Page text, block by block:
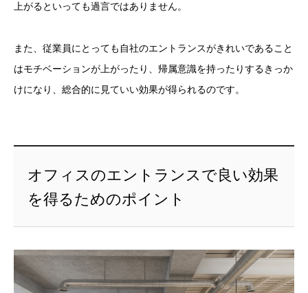
上がるといっても過言ではありません。
また、従業員にとっても自社のエントランスがきれいであること
はモチベーションが上がったり、帰属意識を持ったりするきっか
けになり、総合的に見ていい効果が得られるのです。
オフィスのエントランスで良い効果
を得るためのポイント